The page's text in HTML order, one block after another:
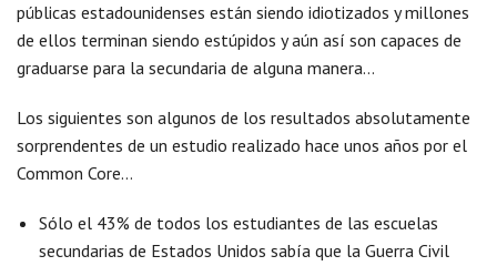
públicas estadounidenses están siendo idiotizados y millones
de ellos terminan siendo estúpidos y aún así son capaces de
graduarse para la secundaria de alguna manera…
Los siguientes son algunos de los resultados absolutamente
sorprendentes de un estudio realizado hace unos años por el
Common Core…
Sólo el 43% de todos los estudiantes de las escuelas
secundarias de Estados Unidos sabía que la Guerra Civil